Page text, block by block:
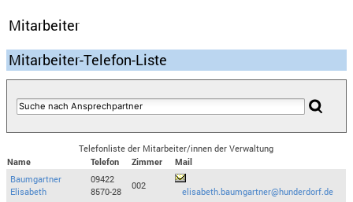
Mitarbeiter
Mitarbeiter-Telefon-Liste
Telefonliste der Mitarbeiter/innen der Verwaltung
Name
Telefon Zimmer
Mail
Baumgartner
Elisabeth
09422
8570-28
002
elisabeth.baumgartner@hunderdorf.de